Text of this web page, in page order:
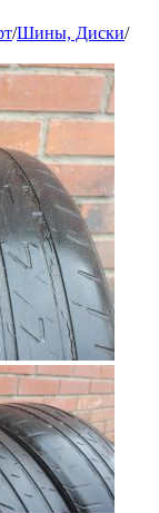
/Шины, Диски/